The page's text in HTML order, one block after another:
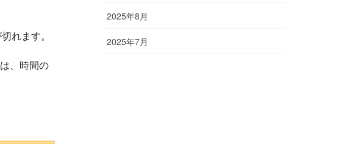
れます。
、時間の
2025年8月
2025年7月